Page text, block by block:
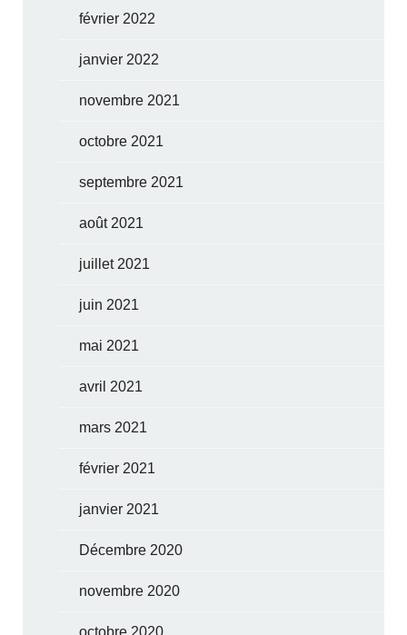
février 2022
janvier 2022
novembre 2021
octobre 2021
septembre 2021
août 2021
juillet 2021
juin 2021
mai 2021
avril 2021
mars 2021
février 2021
janvier 2021
Décembre 2020
novembre 2020
octobre 2020